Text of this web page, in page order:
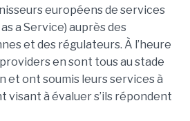
européens de services
a Service) auprès des
et des régulateurs. À l’heure
en sont tous au stade
et ont soumis leurs services à
visant à évaluer s’ils répondent